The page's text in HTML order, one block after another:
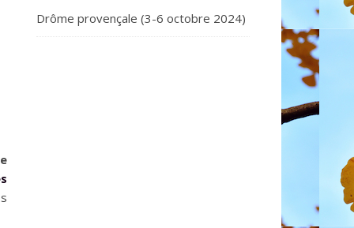
Drôme provençale (3-6 octobre 2024)